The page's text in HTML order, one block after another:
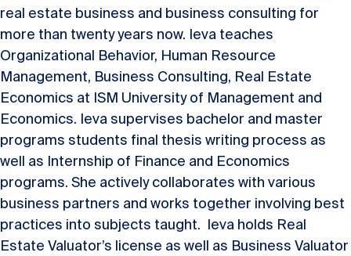
real estate business and business consulting for
more than twenty years now. Ieva teaches
Organizational Behavior, Human Resource
Management, Business Consulting, Real Estate
Economics at ISM University of Management and
Economics. Ieva supervises bachelor and master
programs students final thesis writing process as
well as Internship of Finance and Economics
programs. She actively collaborates with various
business partners and works together involving best
practices into subjects taught. Ieva holds Real
Estate Valuator’s license as well as Business Valuator